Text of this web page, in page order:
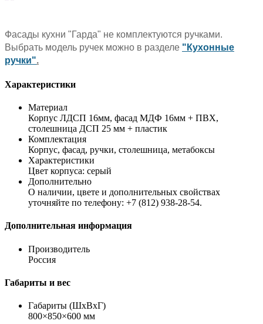
Фасады кухни "Гарда" не комплектуются ручками.
Выбрать модель ручек можно в разделе "Кухонные
ручки".
Характеристики
Материал
Корпус ЛДСП 16мм, фасад МДФ 16мм + ПВХ,
столешница ДСП 25 мм + пластик
Комплектация
Корпус, фасад, ручки, столешница, метабоксы
Характеристики
Цвет корпуса: серый
Дополнительно
О наличии, цвете и дополнительных свойствах
уточняйте по телефону: +7 (812) 938-28-54.
Дополнительная информация
Производитель
Россия
Габариты и вес
Габариты (ШхВхГ)
800×850×600 мм